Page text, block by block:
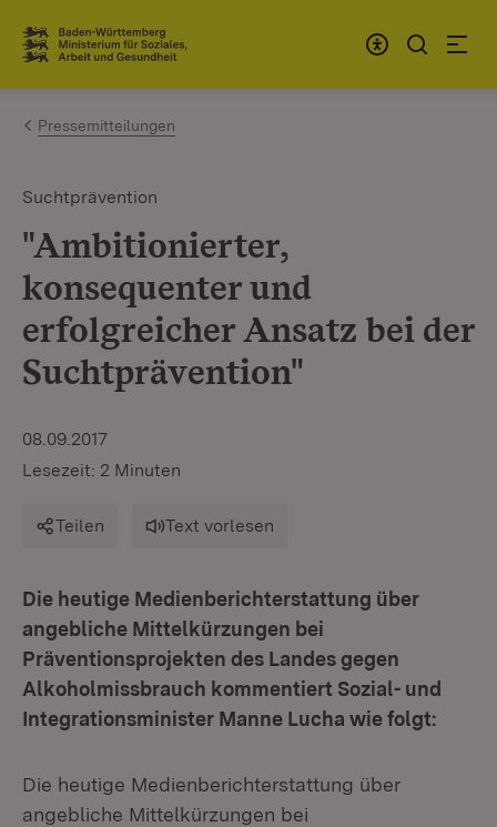
Zum Inhalt springen
Link zur Startseite
Pressemitteilungen
Suchtprävention
"Ambitionierter,
konsequenter und
erfolgreicher Ansatz bei der
Suchtprävention"
08.09.2017
Lesezeit: 2 Minuten
Teilen Text vorlesen
Die heutige Medienberichterstattung über
angebliche Mittelkürzungen bei
Präventionsprojekten des Landes gegen
Alkoholmissbrauch kommentiert Sozial- und
Integrationsminister Manne Lucha wie folgt:
Die heutige Medienberichterstattung über
angebliche Mittelkürzungen bei